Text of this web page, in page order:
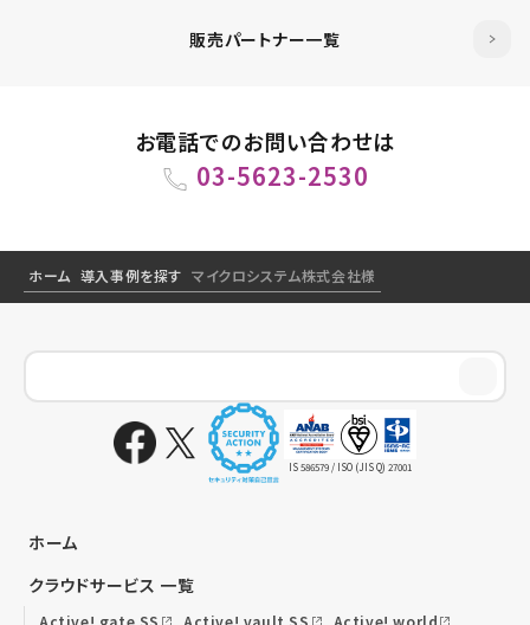
販売パートナー一覧
お電話でのお問い合わせは
03-5623-2530
ホーム 導入事例を探す マイクロシステム株式会社様
IS 586579 / ISO (JIS Q) 27001
ホーム
クラウドサービス 一覧